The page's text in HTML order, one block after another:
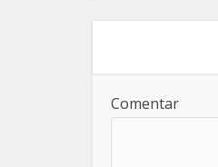
Comentar